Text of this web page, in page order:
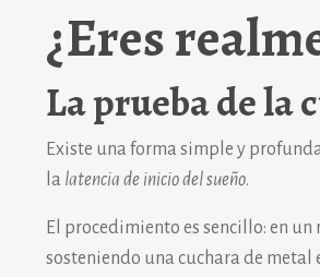
¿Eres
La prueba de la
Existe una forma simple y
la latencia de inicio del sueño.
El procedimiento es sencillo: en
sosteniendo una cuchara de metal